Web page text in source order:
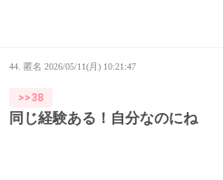
44. 匿名 2026/05/11(月) 10:21:47
>>38
同じ経験ある！自分なのにね